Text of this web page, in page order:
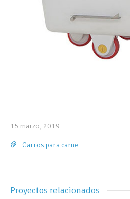
15 marzo, 2019
Carros para carne
Proyectos relacionados